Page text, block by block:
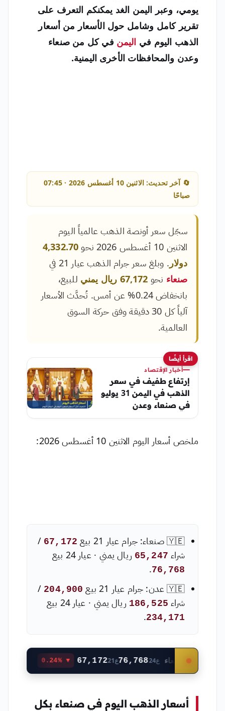
يومي، وعبر اليمن الغد يمكنكم التعرف على
تقرير كامل وشامل حول الأسعار منأسعار
الذهب اليوم في اليمن في كل من صنعاء
وعدن والمحافظات الأخرى اليمنية.
🔄 آخر تحديث: الاثنين 10 أغسطس 2026 · 07:45
صباحًا
سجّل سعر أونصة الذهب عالمياً اليوم
الاثنين 10 أغسطس 2026 نحو
4,332.70
دولار . وبلغ سعر جرام الذهب عيار 21 في
صنعاء نحو 67,172 ريال يمني
للبيع،
بانخفاض 0.24% عن أمس. تُحدَّث الأسعار
آلياً كل 30 دقيقة وفق حركة السوق
العالمية.
اقرأ أيضًا
أخبار الإقتصاد
إرتفاع طفيف في سعر
الذهب في اليمن 31 يوليو
في صنعاء وعدن
ملخص أسعار اليوم الاثنين 10 أغسطس 2026:
🇾🇪 صنعاء: جرام عيار 21 بيع 67,172
/
شراء 65,247 ريال يمني · عيار 24 بيع
76,768
.
🇾🇪 عدن: جرام عيار 21 بيع
204,900
/
شراء 186,525 ريال يمني · عيار 24 بيع
234,171
.
ع24 76,768ع21 67,172
▼ 0.24%
أسعار الذهب اليوم في صنعاء بكل